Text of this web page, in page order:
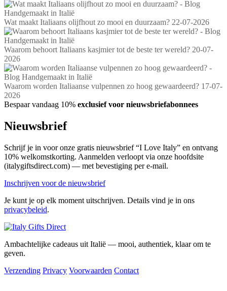
Wat maakt Italiaans olijfhout zo mooi en duurzaam? 22-07-2026
Waarom behoort Italiaans kasjmier tot de beste ter wereld? 20-07-
2026
Waarom worden Italiaanse vulpennen zo hoog gewaardeerd? 17-07-
2026
Bespaar vandaag 10% exclusief voor nieuwsbriefabonnees
Nieuwsbrief
Schrijf je in voor onze gratis nieuwsbrief “I Love Italy” en ontvang
10% welkomstkorting. Aanmelden verloopt via onze hoofdsite
(italygiftsdirect.com) — met bevestiging per e-mail.
Inschrijven voor de nieuwsbrief
Je kunt je op elk moment uitschrijven. Details vind je in ons
privacybeleid.
Ambachtelijke cadeaus uit Italië — mooi, authentiek, klaar om te
geven.
Verzending Privacy Voorwaarden Contact